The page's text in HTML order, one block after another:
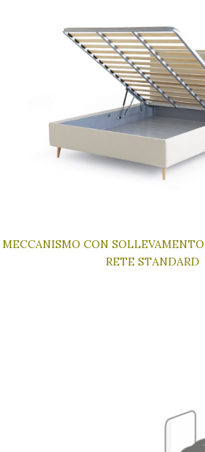
MECCANISMO CON
RETE STANDARD